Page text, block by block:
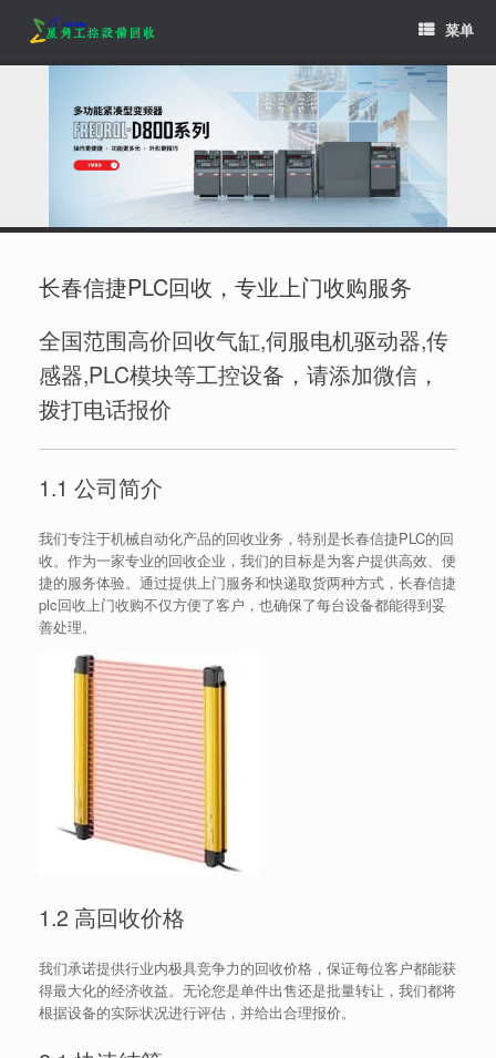
content
菜单
长春信捷PLC回收，专业上门收购服务
全国范围高价回收气缸,伺服电机驱动器,传
感器,PLC模块等工控设备，请添加微信，
拨打电话报价
1.1 公司简介
我们专注于机械自动化产品的回收业务，特别是长春信捷PLC的回
收。作为一家专业的回收企业，我们的目标是为客户提供高效、便
捷的服务体验。通过提供上门服务和快递取货两种方式，长春信捷
plc回收上门收购不仅方便了客户，也确保了每台设备都能得到妥
善处理。
1.2 高回收价格
我们承诺提供行业内极具竞争力的回收价格，保证每位客户都能获
得最大化的经济收益。无论您是单件出售还是批量转让，我们都将
根据设备的实际状况进行评估，并给出合理报价。